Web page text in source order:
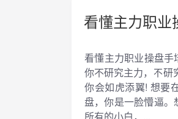
看懂主力职业
看懂主力职业操盘
你不研究主力，不研
你会如虎添翼! 想要
盘，你是一脸懵逼